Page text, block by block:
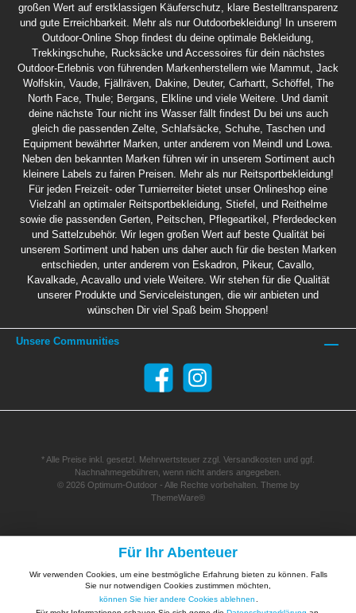
großen Wert auf erstklassigen Käuferschutz, klare Bestelltransparenz
und gute Erreichbarkeit. Mehr als nur Outdoorbekleidung! In unserem
Outdoor-Online Shop findest du deine optimale Bekleidung,
Trekkingschuhe, Rucksäcke und Accessoires für dein nächstes
Outdoor-Erlebnis von führenden Markenherstellern wie Mammut, Jack
Wolfskin, Vaude, Fjällräven, Dakine, Deuter, Carhartt, Schöffel, The
North Face, Thule; Bergans, Elkline und viele Weitere. Und damit
deine nächste Tour nicht ins Wasser fällt findest Du bei uns auch
gleich die passenden Zelte, Schlafsäcke, Schuhe, Taschen und
Equipment bewährter Marken, unter anderem von Meindl und Lowa.
Neben den bekannten Marken führen wir in unserem Sortiment auch
kleinere Labels zu fairen Preisen. Mehr als nur Reitsportbekleidung!
Für jeden Freizeit- oder Turnierreiter bietet unser Onlineshop eine
Vielzahl an optimaler Reitsportbekleidung, Stiefel, und Reithelme
sowie die passenden Gerten, Peitschen, Pflegeartikel, Pferdedecken
und Sattelzubehör. Wir legen großen Wert auf beste Qualität bei
unserem Sortiment und haben uns daher auch für die besten Marken
entschieden, unter anderem von Eskadron, Pikeur, Cavallo,
Kavalkade, Acavallo und viele Weitere. Wir stehen für die Qualität
unserer Produkte und Serviceleistungen, die wir anbieten und
wünschen Dir viel Spaß beim Shoppen!
Unsere Communities
* Alle Preise inkl. gesetzl. Mehrwertsteuer zzgl. Versandkosten und ggf.
Nachnahmegebühren, wenn nicht anders angegeben.
© 2026 Optimum-Outdoor - Alle Rechte vorbehalten. Theme by
ThemeWare®
Für Ihr Abenteuer
Wir verwenden Cookies, um eine bestmögliche Erfahrung bieten zu können. Falls
Sie nur notwendigen Cookies zustimmen möchten,
können Sie hier andere Cookies ablehnen